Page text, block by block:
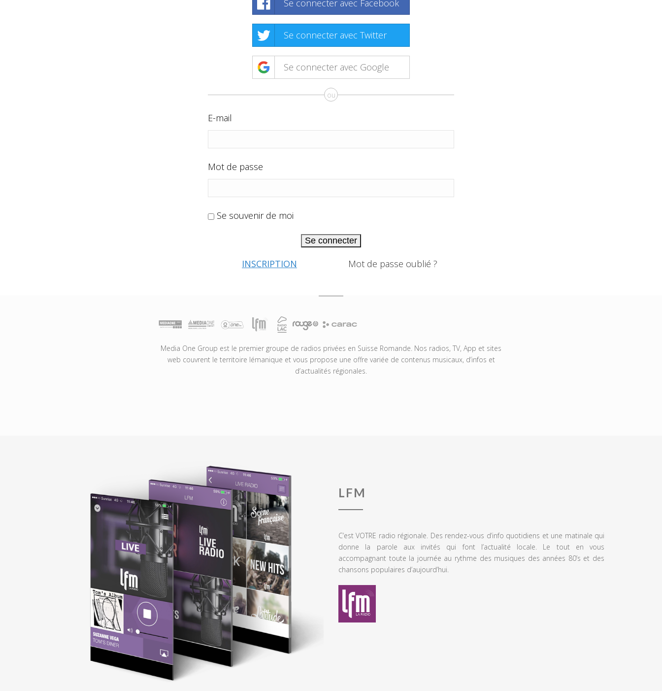
Se connecter avec Facebook
Se connecter avec Twitter
Se connecter avec Google
ou
E-mail
Mot de passe
Se souvenir de moi
Se connecter
INSCRIPTION Mot de passe oublié ?
Media One Group est le premier groupe de radios privées en Suisse Romande. Nos radios, TV, App et sites
web couvrent le territoire lémanique et vous propose une offre variée de contenus musicaux, d’infos et
d’actualités régionales.
LFM
C’est VOTRE radio régionale. Des rendez-vous d’info quotidiens et une matinale qui
donne la parole aux invités qui font l’actualité locale. Le tout en vous
accompagnant toute la journée au rythme des musiques des années 80’s et des
chansons populaires d’aujourd’hui.